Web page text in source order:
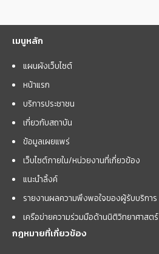
เมนูหลัก
แผนผังเว็บไซต์
หน้าแรก
บริการประชาชน
เกี่ยวกับสถาบัน
ข้อมูลเผยแพร่
เว็บไซต์ภายใน/หน่วยงานที่เกี่ยวข้อง
แนะนำลิ้งค์
รายงานผลความพึงพอใจของผู้รับบริการ
เครือข่ายความร่วมมือด้านนิติวิทยาศาสตร์
กฎหมายที่เกี่ยวข้อง